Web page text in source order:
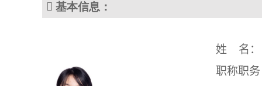
 基本信息 ：
姓
名：
职称职